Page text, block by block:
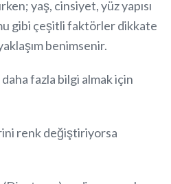
yaş, cinsiyet, yüz yapısı
gibi çeşitli faktörler dikkate
benimsenir.
daha fazla bilgi almak için
renk değiştiriyorsa